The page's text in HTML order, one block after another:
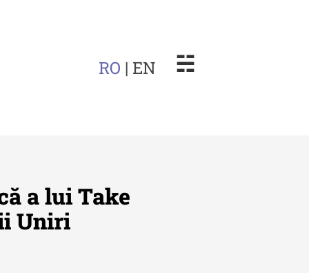
RO | EN ☵
a lui Take
Uniri